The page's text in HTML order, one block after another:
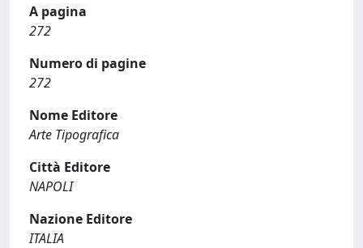
A pagina
272
Numero di pagine
272
Nome Editore
Arte Tipografica
Città Editore
NAPOLI
Nazione Editore
ITALIA